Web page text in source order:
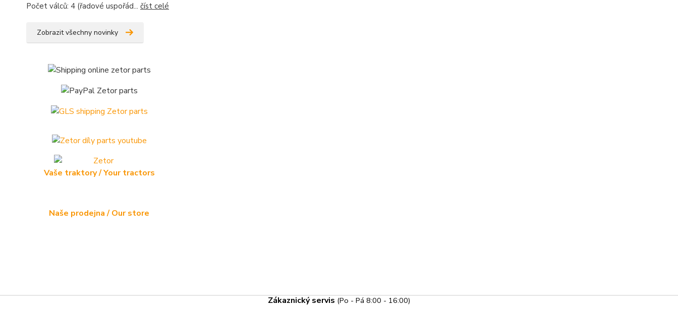
Počet válců: 4 (řadové uspořád... číst celé
Zobrazit všechny novinky
Vaše traktory / Your tractors
Naše prodejna / Our store
Zákaznický servis (Po - Pá 8:00 - 16:00)